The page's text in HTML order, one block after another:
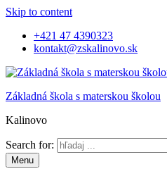
Skip to content
+421 47 4390323
kontakt@zskalinovo.sk
Základná škola s materskou školou
Kalinovo
Search for:
Menu